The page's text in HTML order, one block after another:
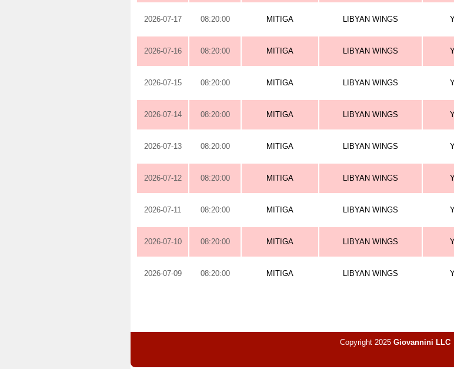
2026-07-17 08:20:00 MITIGA LIBYAN WINGS
2026-07-16 08:20:00 MITIGA LIBYAN WINGS
2026-07-15 08:20:00 MITIGA LIBYAN WINGS
2026-07-14 08:20:00 MITIGA LIBYAN WINGS
2026-07-13 08:20:00 MITIGA LIBYAN WINGS
2026-07-12 08:20:00 MITIGA LIBYAN WINGS
2026-07-11 08:20:00 MITIGA LIBYAN WINGS
2026-07-10 08:20:00 MITIGA LIBYAN WINGS
2026-07-09 08:20:00 MITIGA LIBYAN WINGS
Copyright 2025 Giovannini LLC